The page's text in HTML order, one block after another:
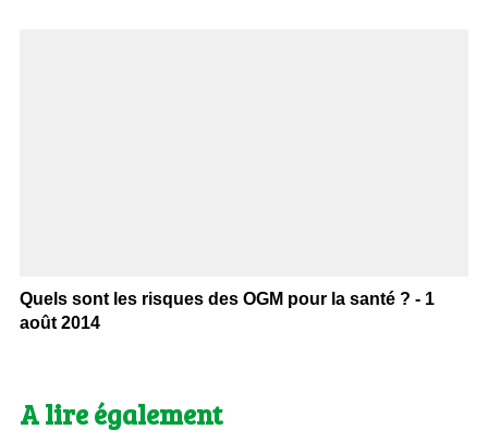
Quels sont les risques des OGM pour la santé ? - 1
août 2014
A lire également